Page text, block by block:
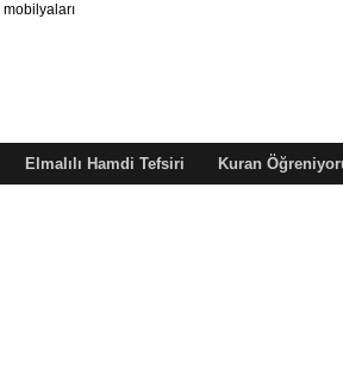
Elmalılı Hamdi Tefsiri Kuran